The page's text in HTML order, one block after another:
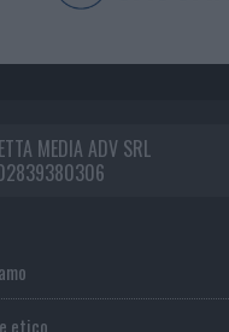
MEDIA ADV SRL
etico